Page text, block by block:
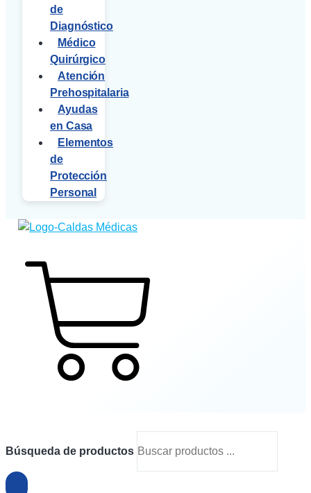
de
Diagnóstico
Médico
Quirúrgico
Atención
Prehospitalaria
Ayudas
en Casa
Elementos
de
Protección
Personal
Búsqueda de productos